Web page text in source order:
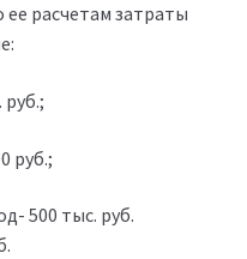
расчетам затраты
руб.;
500 тыс. руб.